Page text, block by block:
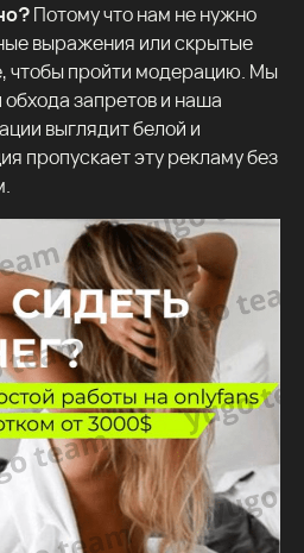
Потому что нам не нужно
выражения или скрытые
чтобы пройти модерацию. Мы
запретов и наша
выглядит белой и
пропускает эту рекламу без